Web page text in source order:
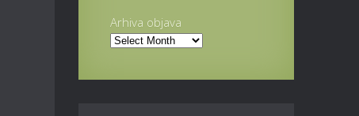
Arhiva objava